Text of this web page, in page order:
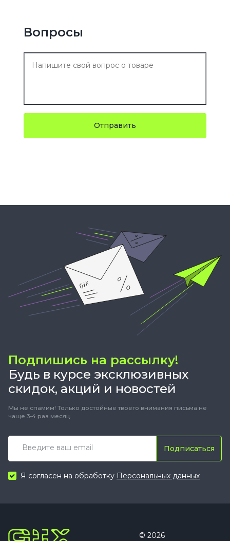
Вопросы
Отправить
Подпишись на рассылку!
Будь в курсе эксклюзивных
скидок, акций и новостей
Мы не спамим! Только достойные твоего внимания письма не
чаще 3-4 раз месяц.
Подписаться
Я согласен на обработку Персональных данных
© 2026